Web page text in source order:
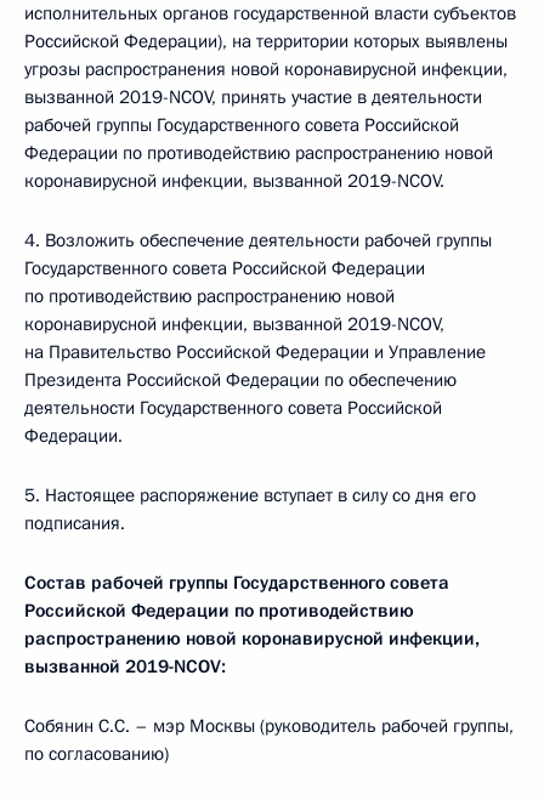
исполнительных органов государственной власти субъектов
Российской Федерации), на территории которых выявлены
угрозы распространения новой коронавирусной инфекции,
вызванной 2019-NCOV, принять участие в деятельности
рабочей группы Государственного совета Российской
Федерации по противодействию распространению новой
коронавирусной инфекции, вызванной 2019-NCOV.
4. Возложить обеспечение деятельности рабочей группы
Государственного совета Российской Федерации
по противодействию распространению новой
коронавирусной инфекции, вызванной 2019-NCOV,
на Правительство Российской Федерации и Управление
Президента Российской Федерации по обеспечению
деятельности Государственного совета Российской
Федерации.
5. Настоящее распоряжение вступает в силу со дня его
подписания.
Состав рабочей группы Государственного совета
Российской Федерации по противодействию
распространению новой коронавирусной инфекции,
вызванной 2019-NCOV:
Собянин С.С. – мэр Москвы (руководитель рабочей группы,
по согласованию)